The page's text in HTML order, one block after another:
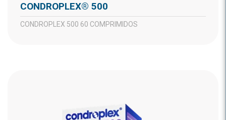
CONDROPLEX® 500
CONDROPLEX 500 60 COMPRIMIDOS